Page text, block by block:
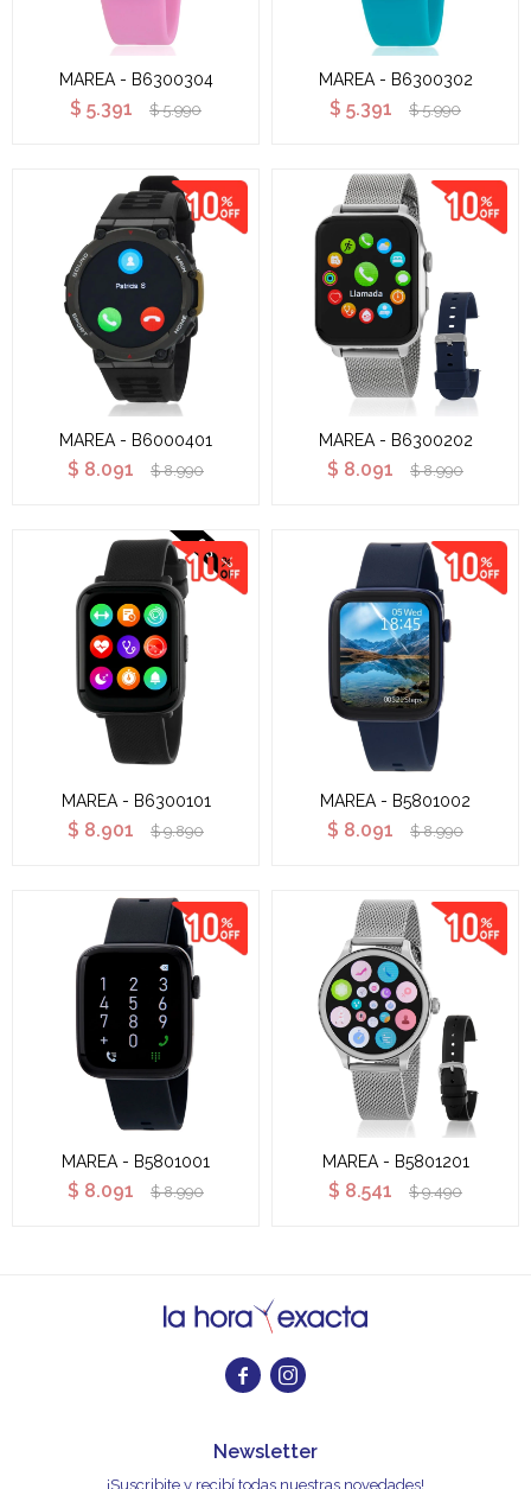
MAREA - B6300304
$ 5.391 $ 5.990
MAREA - B6300302
$ 5.391 $ 5.990
MAREA - B6000401
$ 8.091 $ 8.990
MAREA - B6300202
$ 8.091 $ 8.990
MAREA - B6300101
$ 8.901 $ 9.890
MAREA - B5801002
$ 8.091 $ 8.990
MAREA - B5801001
$ 8.091 $ 8.990
MAREA - B5801201
$ 8.541 $ 9.490
 
Newsletter
¡Suscribite y recibí todas nuestras novedades!